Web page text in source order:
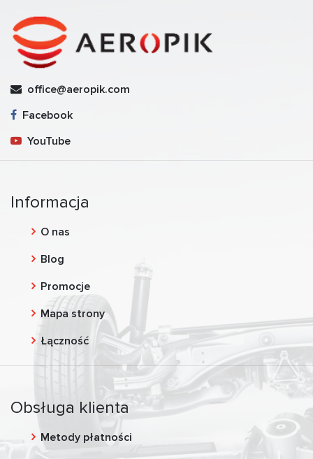
office@aeropik.com
Facebook
YouTube
Informacja
O nas
Blog
Promocje
Mapa strony
Łączność
Obsługa klienta
Metody płatności